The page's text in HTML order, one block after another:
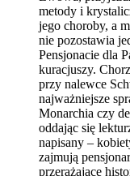
metody i
jego choroby, a
nie pozostawia
Pensjonacie dla
kuracjuszy.
przy nalewce
najważniejsze
Monarchia czy
oddając się
napisany –
zajmują
przerażające